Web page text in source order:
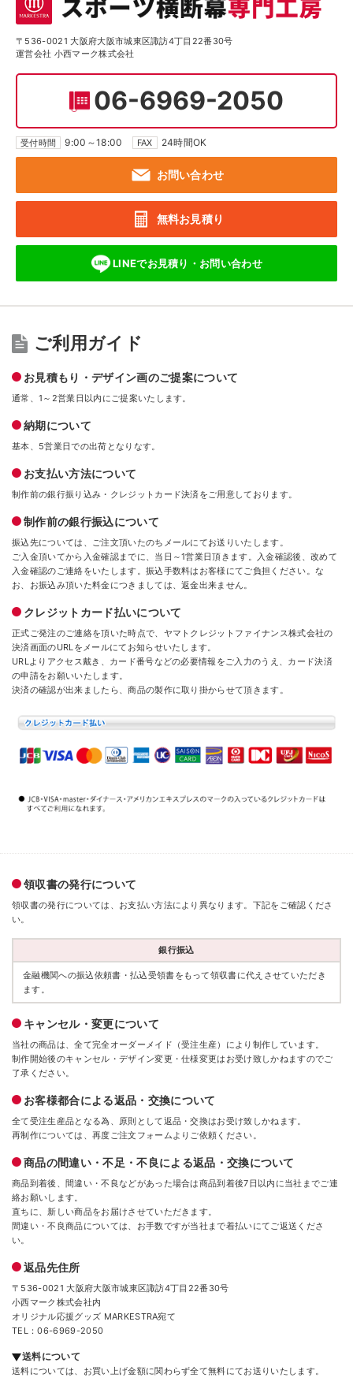
〒536-0021 大阪府大阪市城東区諏訪4丁目22番30号
運営会社 小西マーク株式会社
06-6969-2050
受付時間 9:00～18:00 FAX 24時間OK
お問い合わせ
無料お見積り
LINEでお見積り・ お問い合わせ
ご利用ガイド
お見積もり・デザイン画のご提案について
通常、1～2営業日以内にご提案いたします。
納期について
基本、5営業日での出荷となりなす。
お支払い方法について
制作前の銀行振り込み・クレジットカード決済をご用意しております。
制作前の銀行振込について
振込先については、ご注文頂いたのちメールにてお送りいたします。
ご入金頂いてから入金確認までに、当日～1営業日頂きます。入金確認後、改めて
入金確認のご連絡をいたします。振込手数料はお客様にてご負担ください。な
お、お振込み頂いた料金につきましては、返金出来ません。
クレジットカード払いについて
正式ご発注のご連絡を頂いた時点で、ヤマトクレジットファイナンス株式会社の
決済画面のURLをメールにてお知らせいたします。
URLよりアクセス戴き、カード番号などの必要情報をご入力のうえ、カード決済
の申請をお願いいたします。
決済の確認が出来ましたら、商品の製作に取り掛からせて頂きます。
領収書の発行について
領収書の発行については、お支払い方法により異なります。下記をご確認くださ
い。
銀行振込
金融機関への振込依頼書・払込受領書をもって領収書に代えさせていただき
ます。
キャンセル・変更について
当社の商品は、全て完全オーダーメイド（受注生産）により制作しています。
制作開始後のキャンセル・デザイン変更・仕様変更はお受け致しかねますのでご
了承ください。
お客様都合による返品・交換について
全て受注生産品となる為、原則として返品・交換はお受け致しかねます。
再制作については、再度ご注文フォームよりご依頼ください。
商品の間違い・不足・不良による返品・交換について
商品到着後、間違い・不良などがあった場合は商品到着後7日以内に当社までご連
絡お願いします。
直ちに、新しい商品をお届けさせていただきます。
間違い・不良商品については、お手数ですが当社まで着払いにてご返送くださ
い。
返品先住所
〒536-0021 大阪府大阪市城東区諏訪4丁目22番30号
小西マーク株式会社内
オリジナル応援グッズ MARKESTRA宛て
TEL：06-6969-2050
送料について
送料については、お買い上げ金額に関わらず全て無料にてお送りいたします。